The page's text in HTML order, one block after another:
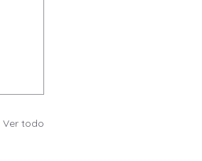
Ver todo